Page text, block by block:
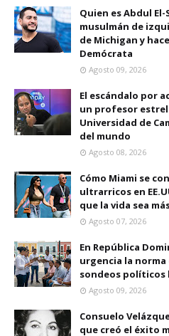
Quien es Abdul
musulmán de
de Michigan y
Demócrata
Agosto 09, 2026
El escándalo por
un profesor
Universidad de
del mundo
Agosto 08, 2026
Cómo Miami se
ultrarricos en
que la vida sea
Agosto 07, 2026
En República
urgencia la
sondeos políticos
Agosto 09, 2026
Consuelo
que creó el éxito